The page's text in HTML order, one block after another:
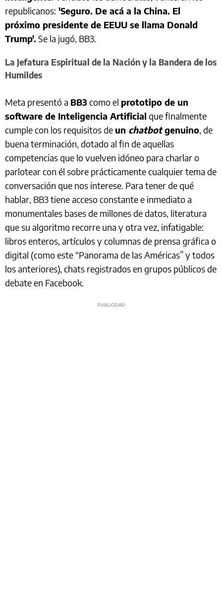
republicanos: 'Seguro. De acá a la China. El
próximo presidente de EEUU se llama Donald
Trump'.Se la jugó, BB3.
La Jefatura Espiritual de la Nación y la Bandera de los
Humildes
Meta presentó a BB3como el prototipo de un
software de Inteligencia Artificial que finalmente
cumple con los requisitos de un chatbotgenuino, de
buena terminación, dotado al fin de aquellas
competencias que lo vuelven idóneo para charlar o
parlotear con él sobre prácticamente cualquier tema de
conversación que nos interese. Para tener de qué
hablar, BB3 tiene acceso constante e inmediato a
monumentales bases de millones de datos, literatura
que su algoritmo recorre una y otra vez, infatigable:
libros enteros, artículos y columnas de prensa gráfica o
digital (como este “Panorama de las Américas” y todos
los anteriores), chats registrados en grupos públicos de
debate en Facebook.